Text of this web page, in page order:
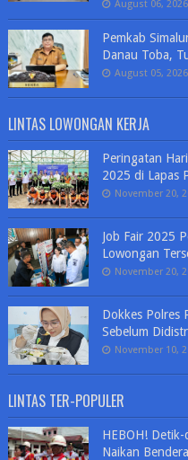
August 06, 2026
Pemkab
Danau Toba,
August 05, 2026
LINTAS LOWONGAN KERJA
Peringatan
2025 di Lapas
November 20,
Job Fair 2025
Lowongan
November 20,
Dokkes Polres
Sebelum
November 10,
LINTAS TER-POPULER
HEBOH!
Naikan